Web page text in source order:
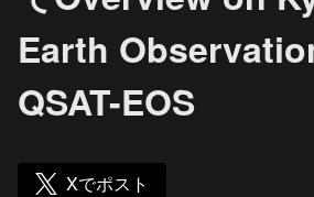
Earth
QSAT-EOS
Xでポスト